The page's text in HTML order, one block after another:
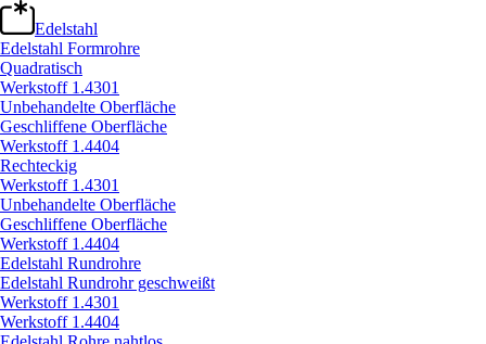
Edelstahl
Edelstahl Formrohre
Quadratisch
Werkstoff 1.4301
Unbehandelte Oberfläche
Geschliffene Oberfläche
Werkstoff 1.4404
Rechteckig
Werkstoff 1.4301
Unbehandelte Oberfläche
Geschliffene Oberfläche
Werkstoff 1.4404
Edelstahl Rundrohre
Edelstahl Rundrohr geschweißt
Werkstoff 1.4301
Werkstoff 1.4404